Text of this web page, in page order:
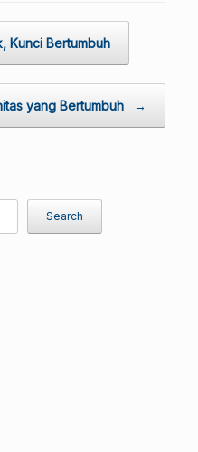
Kunci Bertumbuh
yang Bertumbuh →
Search